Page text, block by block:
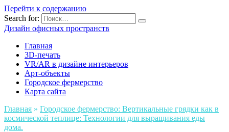
Перейти к содержанию
Search for:
Дизайн офисных пространств
Главная
3D-печать
VR/AR в дизайне интерьеров
Арт-объекты
Городское фермерство
Карта сайта
Главная » Городское фермерство: Вертикальные грядки как в
космической теплице: Технологии для выращивания еды
дома.